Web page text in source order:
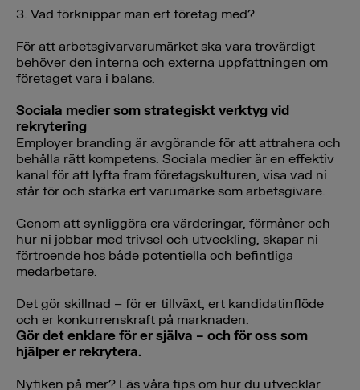
3. Vad förknippar man ert företag med?
För att arbetsgivarvarumärket ska vara trovärdigt
behöver den interna och externa uppfattningen om
företaget vara i balans.
Sociala medier som strategiskt verktyg vid
rekrytering
Employer branding är avgörande för att attrahera och
behålla rätt kompetens. Sociala medier är en effektiv
kanal för att lyfta fram företagskulturen, visa vad ni
står för och stärka ert varumärke som arbetsgivare.
Genom att synliggöra era värderingar, förmåner och
hur ni jobbar med trivsel och utveckling, skapar ni
förtroende hos både potentiella och befintliga
medarbetare.
Det gör skillnad – för er tillväxt, ert kandidatinflöde
och er konkurrenskraft på marknaden.
Gör det enklare för er själva – och för oss som
hjälper er rekrytera.
Nyfiken på mer? Läs våra tips om hur du utvecklar